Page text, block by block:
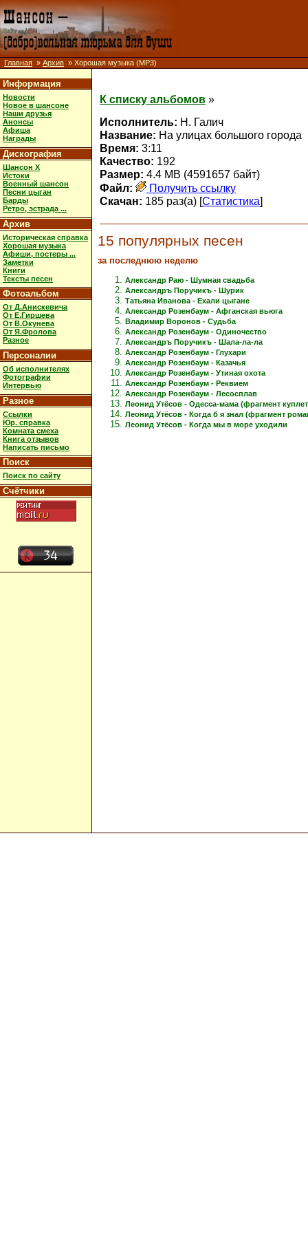
Главная » Архив » Хорошая музыка (MP3)
Информация
Новости
Новое в шансоне
Наши друзья
Анонсы
Афиша
Награды
Дискография
Шансон X
Истоки
Военный шансон
Песни цыган
Барды
Ретро, эстрада ...
Архив
Историческая справка
Хорошая музыка
Афиши, постеры ...
Заметки
Книги
Тексты песен
Фотоальбом
От Д.Анискевича
От Е.Гиршева
От В.Окунева
От Я.Фролова
Разное
Персоналии
Об исполнителях
Фотографии
Интервью
Разное
Ссылки
Юр. справка
Комната смеха
Книга отзывов
Написать письмо
Поиск
Поиск по сайту
Счётчики
К списку альбомов »
Исполнитель: Н. Галич
Название: На улицах большого города
Время: 3:11
Качество: 192
Размер: 4.4 MB (4591657 байт)
Файл:
Получить ссылку
Скачан: 185 раз(а) [Статистика]
15 популярных песен
за последнюю неделю
Александр Раю - Шумная свадьба
Александръ Поручикъ - Шурик
Татьяна Иванова - Ехали цыгане
Александр Розенбаум - Афганская вьюга
Владимир Воронов - Судьба
Александр Розенбаум - Одиночество
Александръ Поручикъ - Шала-ла-ла
Александр Розенбаум - Глухари
Александр Розенбаум - Казачья
Александр Розенбаум - Утиная охота
Александр Розенбаум - Реквием
Александр Розенбаум - Лесосплав
Леонид Утёсов - Одесса-мама (фрагмент
Леонид Утёсов - Когда б я знал (фрагмент
Леонид Утёсов - Когда мы в море уходили